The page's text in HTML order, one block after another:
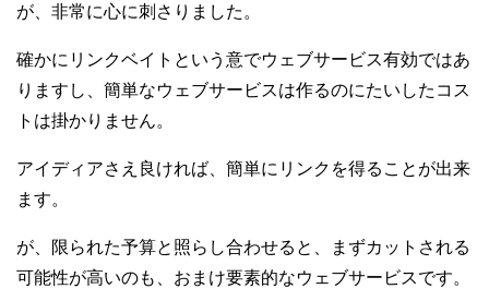
が、非常に心に刺さりました。
確かにリンクベイトという意でウェブサービス有効ではあ
りますし、簡単なウェブサービスは作るのにたいしたコス
トは掛かりません。
アイディアさえ良ければ、簡単にリンクを得ることが出来
ます。
が、限られた予算と照らし合わせると、まずカットされる
可能性が高いのも、おまけ要素的なウェブサービスです。